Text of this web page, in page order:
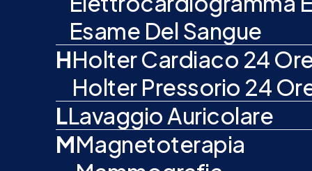
Esame Del Sangue
HHolter Cardiaco 24
Holter Pressorio 24
LLavaggio Auricolare
MMagnetoterapia